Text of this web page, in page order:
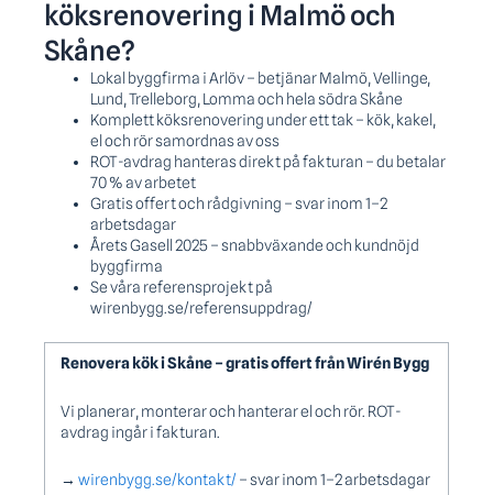
köksrenovering i Malmö och
Skåne?
Lokal byggfirma i Arlöv – betjänar Malmö, Vellinge,
Lund, Trelleborg, Lomma och hela södra Skåne
Komplett köksrenovering under ett tak – kök, kakel,
el och rör samordnas av oss
ROT-avdrag hanteras direkt på fakturan – du betalar
70 % av arbetet
Gratis offert och rådgivning – svar inom 1–2
arbetsdagar
Årets Gasell 2025 – snabbväxande och kundnöjd
byggfirma
Se våra referensprojekt på
wirenbygg.se/referensuppdrag/
Renovera kök i Skåne – gratis offert från Wirén Bygg
Vi planerar, monterar och hanterar el och rör. ROT-
avdrag ingår i fakturan.
→ wirenbygg.se/kontakt/ – svar inom 1–2 arbetsdagar